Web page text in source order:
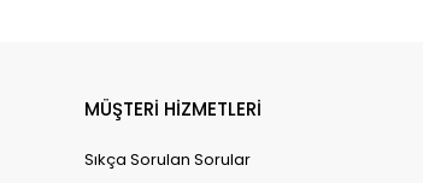
MÜŞTERİ HİZMETLERİ
Sıkça Sorulan Sorular